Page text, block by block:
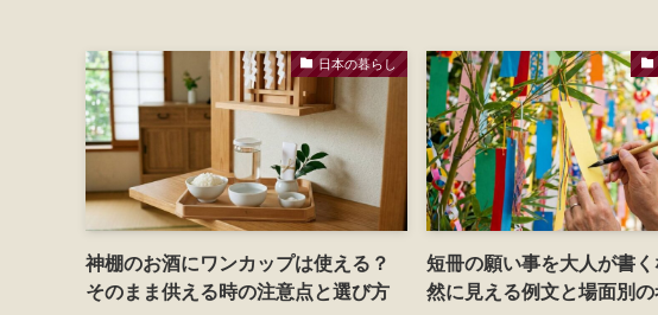
日本の暮らし
神棚のお酒にワンカップは使える？
そのまま供える時の注意点と選び方
短冊の願い事を大人が書く
然に見える例文と場面別